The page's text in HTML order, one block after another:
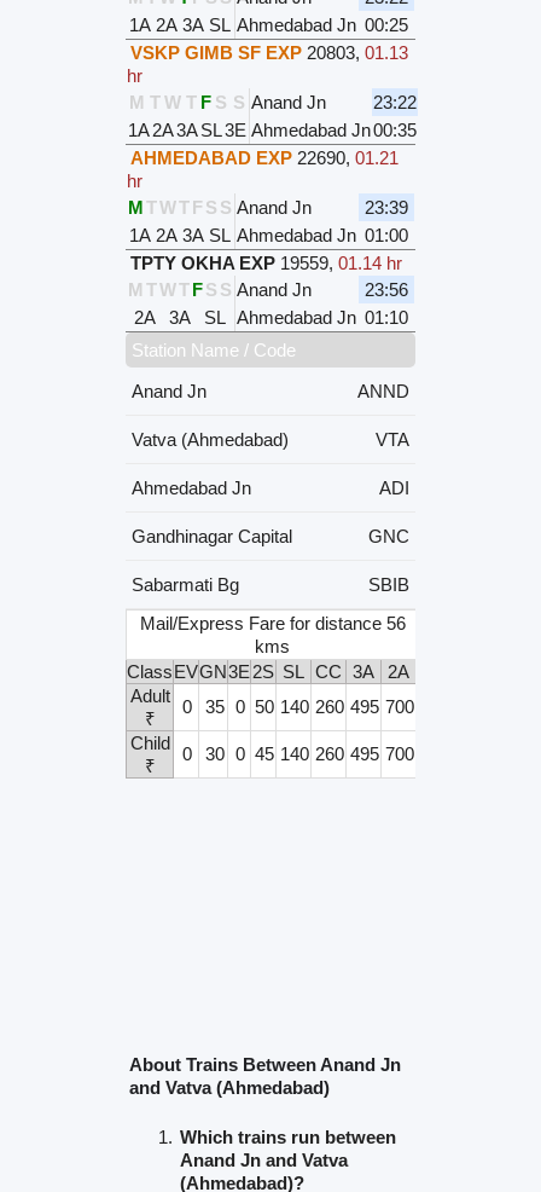
1A 2A 3A SL Ahmedabad Jn 00:25
VSKP GIMB SF EXP 20803,01.13
hr
M T W T F S S Anand Jn
23:22
1A2A3ASL3E Ahmedabad Jn00:35
AHMEDABAD EXP 22690,01.21
hr
M TWTFS S Anand Jn
23:39
1A 2A 3A SL Ahmedabad Jn 01:00
TPTY OKHA EXP 19559,01.14 hr
M TWTFS S Anand Jn
23:56
2A
3A SL Ahmedabad Jn 01:10
Station Name / Code
Anand Jn
ANND
Vatva (Ahmedabad) VTA
Ahmedabad Jn ADI
Gandhinagar Capital GNC
Sabarmati Bg
SBIB
Mail/Express Fare for distance 56
kms
ClassEVGN3E2S SL CC 3A 2A
Adult
₹
0 35 0 50 140 260 495 700
Child
₹
0 30 0 45 140 260 495 700
About Trains Between Anand Jn
and Vatva (Ahmedabad)
Which trains run between
Anand Jn and Vatva
(Ahmedabad)?